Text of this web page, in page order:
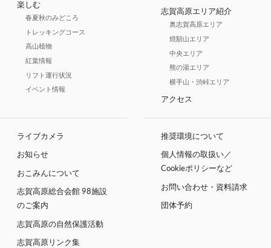
楽しむ
春夏秋のみどころ
トレッキングコース
高山植物
紅葉情報
リフト運行状況
イベント情報
志賀高原エリア紹介
奥志賀高原エリア
焼額山エリア
中央エリア
熊の湯エリア
横手山・渋峠エリア
アクセス
ライブカメラ
お知らせ
おこみんについて
志賀高原総合会館 98施設
のご案内
志賀高原の自然保護活動
志賀高原リンク集
推奨環境について
個人情報の取扱い／
Cookieポリシーなど
お問い合わせ・資料請求
団体予約